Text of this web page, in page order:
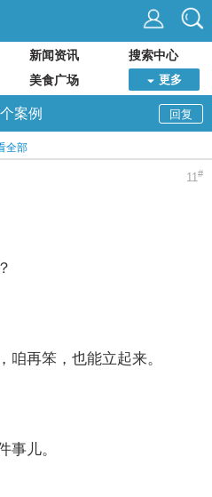
新闻资讯
搜索中心
美食广场 更多
回复
案例
全部
11#
再笨，也能立起来。
儿。